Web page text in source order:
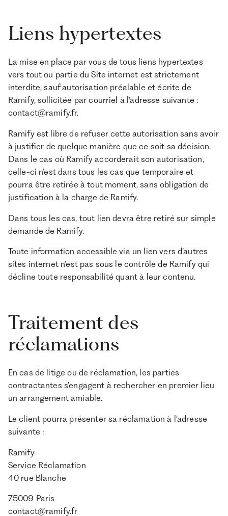
Liens hypertextes
La mise en place par vous de tous liens hypertextes
vers tout ou partie du Site internet est strictement
interdite, sauf autorisation préalable et écrite de
Ramify, sollicitée par courriel à l’adresse suivante :
contact@ramify.fr.
Ramify est libre de refuser cette autorisation sans avoir
à justifier de quelque manière que ce soit sa décision.
Dans le cas où Ramify accorderait son autorisation,
celle-ci n’est dans tous les cas que temporaire et
pourra être retirée à tout moment, sans obligation de
justification à la charge de Ramify.
Dans tous les cas, tout lien devra être retiré sur simple
demande de Ramify.
Toute information accessible via un lien vers d’autres
sites internet n’est pas sous le contrôle de Ramify qui
décline toute responsabilité quant à leur contenu.
Traitement des
réclamations
En cas de litige ou de réclamation, les parties
contractantes s’engagent à rechercher en premier lieu
un arrangement amiable.
Le client pourra présenter sa réclamation à l’adresse
suivante :
Ramify
Service Réclamation
40 rue Blanche
75009 Paris
contact@ramify.fr